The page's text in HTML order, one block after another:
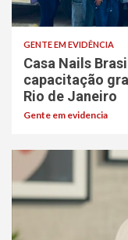
GENTE EM EVIDÊNCIA
Casa Nails
capacitação
Rio de Janeiro
Gente em evidencia